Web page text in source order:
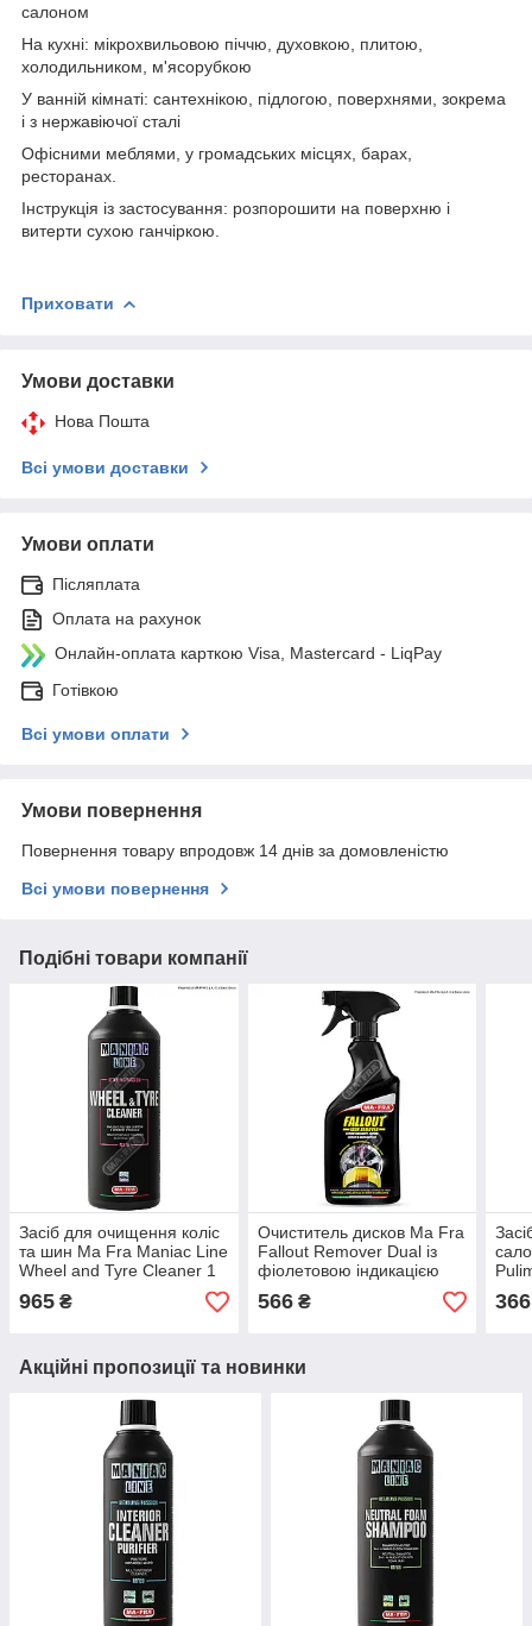
салоном
На кухні: мікрохвильовою піччю, духовкою, плитою,
холодильником, м'ясорубкою
У ванній кімнаті: сантехнікою, підлогою, поверхнями, зокрема
і з нержавіючої сталі
Офісними меблями, у громадських місцях, барах,
ресторанах.
Інструкція із застосування: розпорошити на поверхню і
витерти сухою ганчіркою.
Приховати
Умови доставки
Нова Пошта
Всі умови доставки
Умови оплати
Післяплата
Оплата на рахунок
Онлайн-оплата карткою Visa, Mastercard - LiqPay
Готівкою
Всі умови оплати
Умови повернення
Повернення товару впродовж 14 днів за домовленістю
Всі умови повернення
Подібні товари компанії
Засіб для очищення коліс
та шин Ma Fra Maniac Line
Wheel and Tyre Cleaner 1
л
965 ₴
Очиститель дисков Ma Fra
Fallout Remover Dual із
фіолетовою індикацією
500 мл
566₴ 366
Акційні пропозиції та новинки